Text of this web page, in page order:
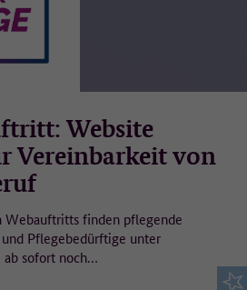
Website
Vereinbarkeit von
Webauftritts finden pflegende
Pflegebedürftige unter
sofort noch…